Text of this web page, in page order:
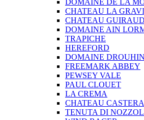
DOMAINE DE LA
CHATEAU LA
CHATEAU GUIRAUD
DOMAINE AIN
TRAPICHE
HEREFORD
DOMAINE DROUHIN
FREEMARK ABBEY
PEWSEY VALE
PAUL CLOUET
LA CREMA
CHATEAU CASTERA
TENUTA DI